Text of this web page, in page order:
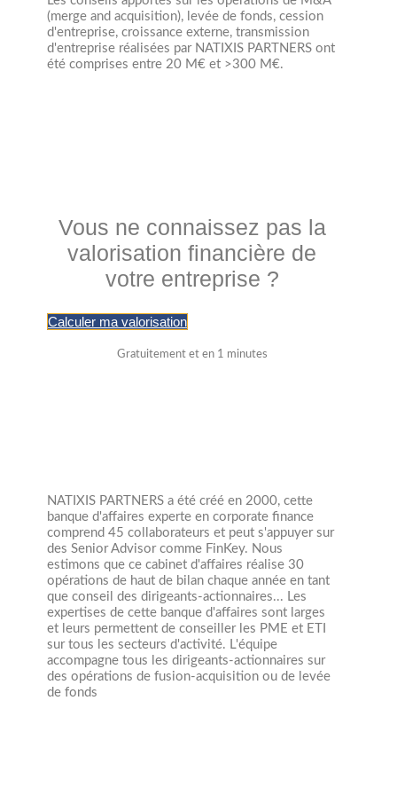
(merge and acquisition), levée de fonds, cession
d'entreprise, croissance externe, transmission
d'entreprise réalisées par NATIXIS PARTNERS ont
été comprises entre 20 M€ et >300 M€.
Vous ne connaissez pas la
valorisation financière de
votre entreprise ?
Calculer ma valorisation
Gratuitement et en 1 minutes
NATIXIS PARTNERS a été créé en 2000, cette
banque d'affaires experte en corporate finance
comprend 45 collaborateurs et peut s'appuyer sur
des Senior Advisor comme FinKey. Nous
estimons que ce cabinet d'affaires réalise 30
opérations de haut de bilan chaque année en tant
que conseil des dirigeants-actionnaires... Les
expertises de cette banque d'affaires sont larges
et leurs permettent de conseiller les PME et ETI
sur tous les secteurs d'activité. L'équipe
accompagne tous les dirigeants-actionnaires sur
des opérations de fusion-acquisition ou de levée
de fonds